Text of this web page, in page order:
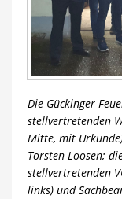
Die Gückinger
stellvertretenden
Mitte, mit
Torsten Loosen;
stellvertretenden
links) und